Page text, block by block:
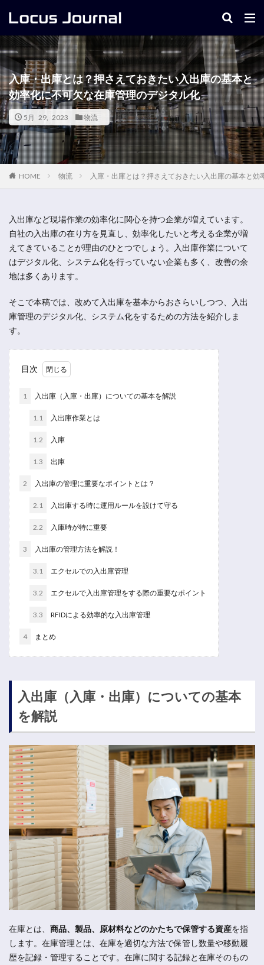
入庫・出庫とは？押さえておきたい入出庫の基本と
効率化に不可欠な在庫管理のデジタル化
5月 29, 2023 物流
HOME 物流 入庫・出庫とは？押さえておきたい入出庫の基本と
入出庫など現場作業の効率化に関心を持つ企業が増えています。
自社の入出庫の在り方を見直し、効率化したいと考える企業が増
えてきていることが理由のひとつでしょう。入出庫作業について
はデジタル化、システム化を行っていない企業も多く、改善の余
地は多くあります。
そこで本稿では、改めて入出庫を基本からおさらいしつつ、入出
庫管理のデジタル化、システム化をするための方法を紹介しま
す。
目次
1 入出庫（入庫・出庫）についての基本を解説
1.1 入出庫作業とは
1.2 入庫
1.3 出庫
2 入出庫の管理に重要なポイントとは？
2.1 入出庫する時に運用ルールを設けて守る
2.2 入庫時が特に重要
3 入出庫の管理方法を解説！
3.1 エクセルでの入出庫管理
3.2 エクセルで入出庫管理をする際の重要なポイント
3.3 RFIDによる効率的な入出庫管理
4 まとめ
入出庫（入庫・出庫）についての基本
を解説
在庫とは、 商品、製品、原材料などのかたちで保管する資産を指
します。在庫管理とは、在庫を適切な方法で保管し数量や移動履
歴を記録・管理することです。在庫に関する記録と在庫そのもの